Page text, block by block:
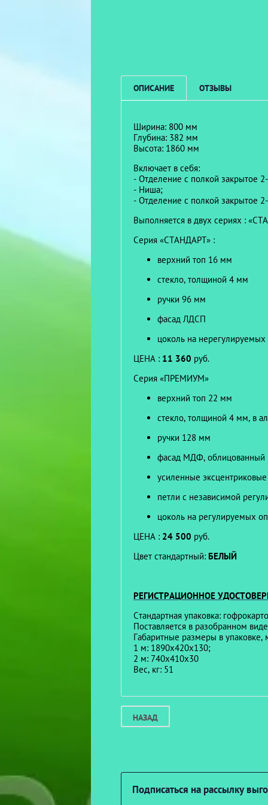
ОПИСАНИЕ ОТЗЫВЫ
Ширина: 800 мм
Глубина: 382 мм
Высота: 1860 мм
Включает в себя:
- Отделение с полкой закрытое
- Ниша;
- Отделение с полкой закрытое
Выполняется в двух сериях :
Серия «СТАНДАРТ» :
верхний топ 16 мм
стекло, толщиной 4 мм
ручки 96 мм
фасад ЛДСП
цоколь на нерегулируемых
ЦЕНА : 11 360 руб.
Серия «ПРЕМИУМ»
верхний топ 22 мм
стекло, толщиной 4 мм, в
ручки 128 мм
фасад МДФ, облицованный
усиленные
петли с независимой
цоколь на регулируемых
ЦЕНА : 24 500 руб.
Цвет стандартный: БЕЛЫЙ
РЕГИСТРАЦИОННОЕ
Стандартная упаковка:
Поставляется в разобранном виде
Габаритные размеры в упаковке,
1 м: 1890х420х130;
2 м: 740х410х30
Вес, кг: 51
НАЗАД
Подписаться на рассылку